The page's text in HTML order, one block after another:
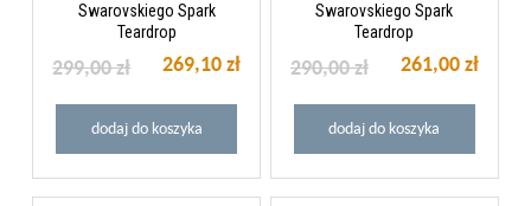
Swarovskiego Spark
Teardrop
269,10 zł
299,00 zł
dodaj do koszyka
Swarovskiego Spark
Teardrop
261,00 zł
290,00 zł
dodaj do koszyka